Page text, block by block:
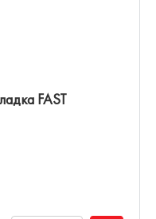
FAST